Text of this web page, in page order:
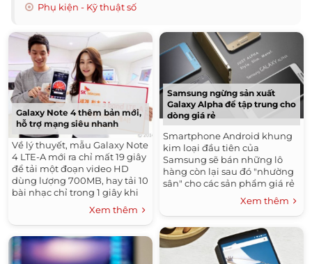
Phụ kiện - Kỹ thuật số
Galaxy Note 4 thêm bản mới,
hỗ trợ mạng siêu nhanh
Về lý thuyết, mẫu Galaxy Note
4 LTE-A mới ra chỉ mất 19 giây
để tải một đoạn video HD
dùng lượng 700MB, hay tải 10
bài nhạc chỉ trong 1 giây khi
sử dụng kết nối Internet của
Xem thêm
Samsung ngừng sản xuất
Galaxy Alpha để tập trung cho
dòng giá rẻ
Smartphone Android khung
kim loại đầu tiên của
Samsung sẽ bán những lô
hàng còn lại sau đó "nhường
sân" cho các sản phẩm giá rẻ
như Galaxy A3, Galaxy A5.
Xem thêm